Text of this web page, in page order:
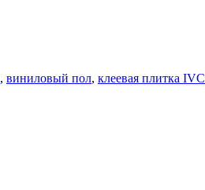
, виниловый пол, клеевая плитка IVC